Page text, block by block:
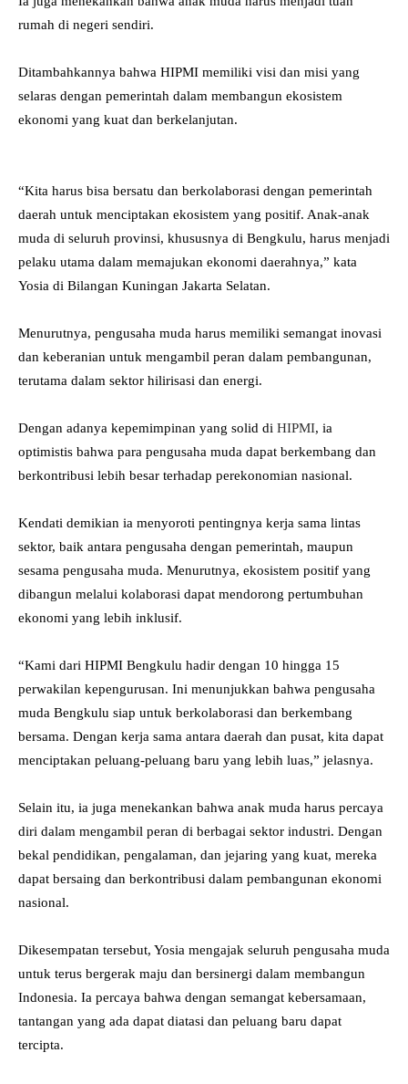
rumah di negeri sendiri.
Ditambahkannya bahwa HIPMI memiliki visi dan misi yang
selaras dengan pemerintah dalam membangun ekosistem
ekonomi yang kuat dan berkelanjutan.
“Kita harus bisa bersatu dan berkolaborasi dengan pemerintah
daerah untuk menciptakan ekosistem yang positif. Anak-anak
muda di seluruh provinsi, khususnya di Bengkulu, harus menjadi
pelaku utama dalam memajukan ekonomi daerahnya,” kata
Yosia di Bilangan Kuningan Jakarta Selatan.
Menurutnya, pengusaha muda harus memiliki semangat inovasi
dan keberanian untuk mengambil peran dalam pembangunan,
terutama dalam sektor hilirisasi dan energi.
Dengan adanya kepemimpinan yang solid di HIPMI, ia
optimistis bahwa para pengusaha muda dapat berkembang dan
berkontribusi lebih besar terhadap perekonomian nasional.
Kendati demikian ia menyoroti pentingnya kerja sama lintas
sektor, baik antara pengusaha dengan pemerintah, maupun
sesama pengusaha muda. Menurutnya, ekosistem positif yang
dibangun melalui kolaborasi dapat mendorong pertumbuhan
ekonomi yang lebih inklusif.
“Kami dari HIPMI Bengkulu hadir dengan 10 hingga 15
perwakilan kepengurusan. Ini menunjukkan bahwa pengusaha
muda Bengkulu siap untuk berkolaborasi dan berkembang
bersama. Dengan kerja sama antara daerah dan pusat, kita dapat
menciptakan peluang-peluang baru yang lebih luas,” jelasnya.
Selain itu, ia juga menekankan bahwa anak muda harus percaya
diri dalam mengambil peran di berbagai sektor industri. Dengan
bekal pendidikan, pengalaman, dan jejaring yang kuat, mereka
dapat bersaing dan berkontribusi dalam pembangunan ekonomi
nasional.
Dikesempatan tersebut, Yosia mengajak seluruh pengusaha muda
untuk terus bergerak maju dan bersinergi dalam membangun
Indonesia. Ia percaya bahwa dengan semangat kebersamaan,
tantangan yang ada dapat diatasi dan peluang baru dapat
tercipta.